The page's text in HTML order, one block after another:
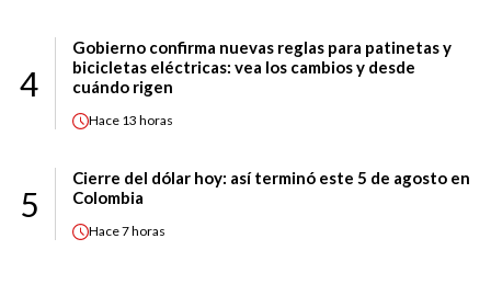
4
Gobierno confirma nuevas reglas para patinetas y
bicicletas eléctricas: vea los cambios y desde
cuándo rigen
Hace 13 horas
5
Cierre del dólar hoy: así terminó este 5 de agosto en
Colombia
Hace7 horas